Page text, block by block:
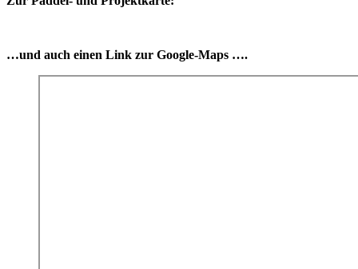
…und auch einen Link zur Google-Maps ….